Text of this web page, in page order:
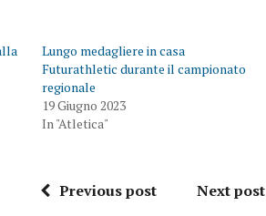
Lungo medagliere in casa
Futurathletic durante il campionato
regionale
19 Giugno 2023
In "Atletica"
Previous post Next post